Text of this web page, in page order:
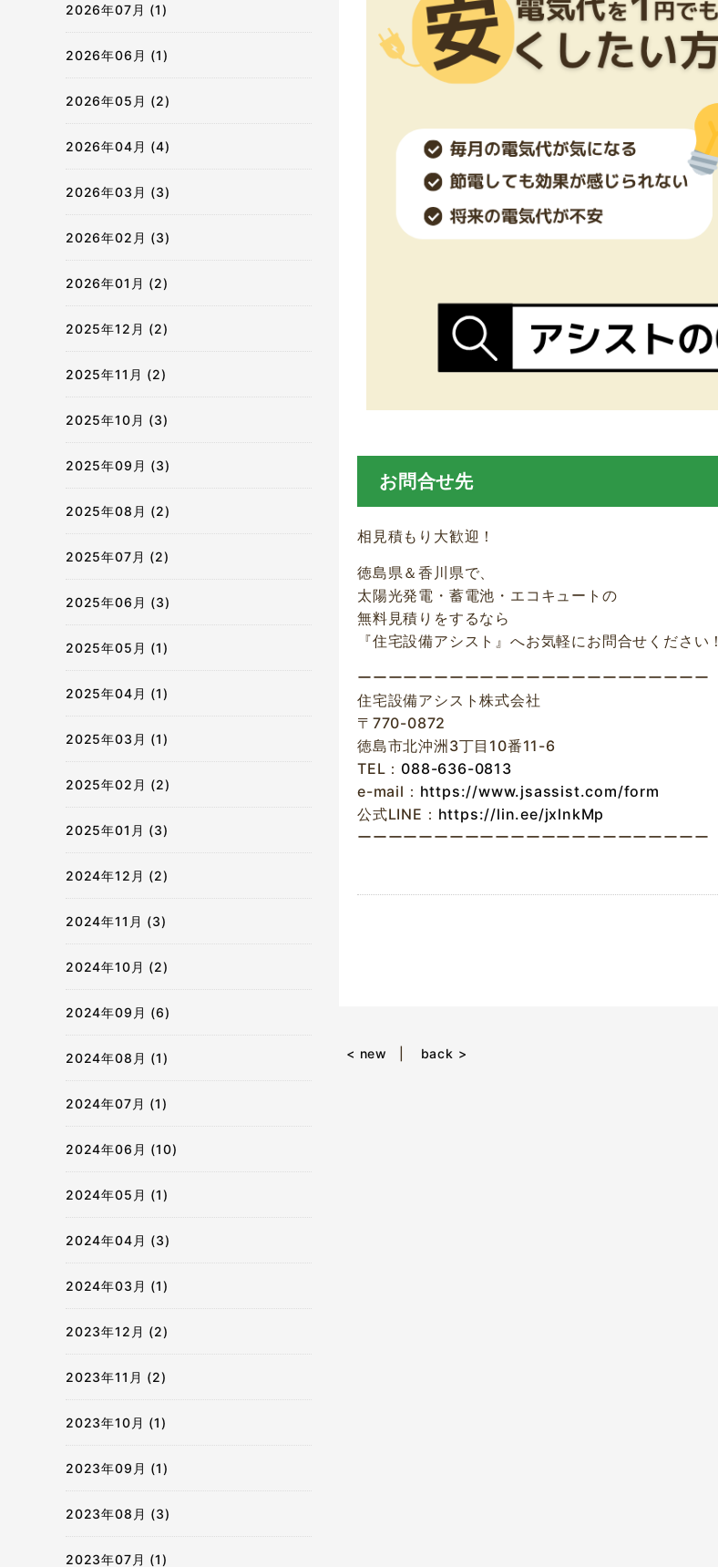
お問合せ先
相見積もり大歓迎！
徳島県＆香川県で、
太陽光発電・蓄電池・エコキュートの
無料見積りをするなら
『住宅設備アシスト』へお気軽にお問合せください！
ーーーーーーーーーーーーーーーーーーーーーーー
住宅設備アシスト株式会社
〒770-0872
徳島市北沖洲3丁目10番11-6
TEL： 088-636-0813
e-mail： https://www.jsassist.com/form
公式LINE： https://lin.ee/jxlnkMp
ーーーーーーーーーーーーーーーーーーーーーーー
< new back >
2026年07月 (1)
2026年06月 (1)
2026年05月 (2)
2026年04月 (4)
2026年03月 (3)
2026年02月 (3)
2026年01月 (2)
2025年12月 (2)
2025年11月 (2)
2025年10月 (3)
2025年09月 (3)
2025年08月 (2)
2025年07月 (2)
2025年06月 (3)
2025年05月 (1)
2025年04月 (1)
2025年03月 (1)
2025年02月 (2)
2025年01月 (3)
2024年12月 (2)
2024年11月 (3)
2024年10月 (2)
2024年09月 (6)
2024年08月 (1)
2024年07月 (1)
2024年06月 (10)
2024年05月 (1)
2024年04月 (3)
2024年03月 (1)
2023年12月 (2)
2023年11月 (2)
2023年10月 (1)
2023年09月 (1)
2023年08月 (3)
2023年07月 (1)